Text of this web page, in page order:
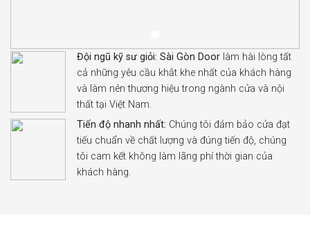
Đội ngũ kỹ sư giỏi: Sài Gòn Door làm hài lòng tất
cả những yêu cầu khắt khe nhất của khách hàng
và làm nên thương hiệu trong ngành cửa và nội
thất tại Việt Nam.
Tiến độ nhanh nhất: Chúng tôi đảm bảo cửa đạt
tiếu chuẩn về chất lượng và đúng tiến độ, chúng
tôi cam kết không làm lãng phí thời gian của
khách hàng.